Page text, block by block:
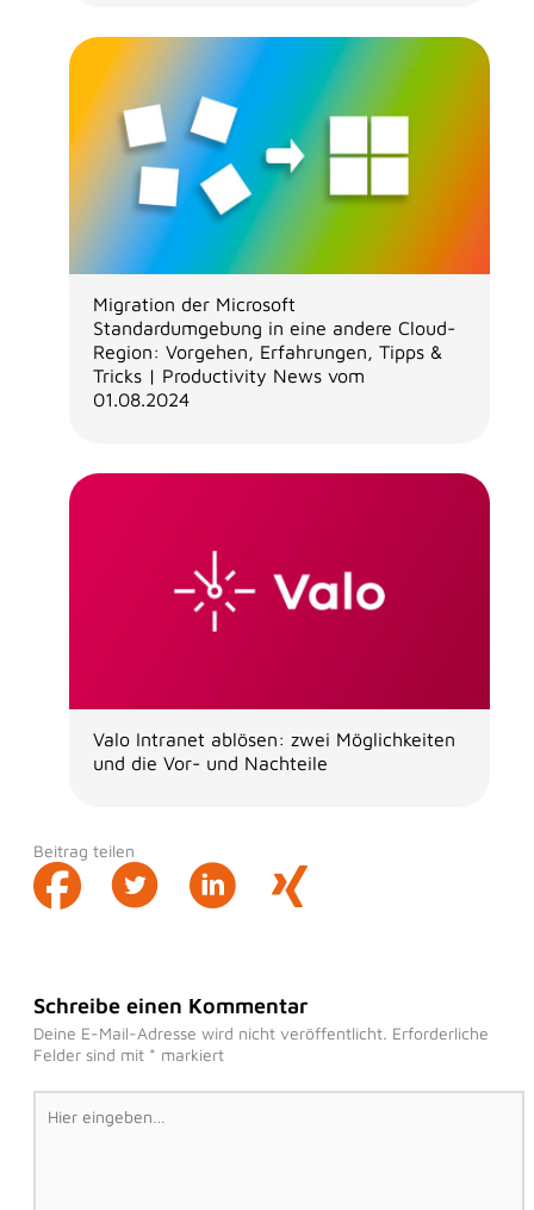
Migration der Microsoft
Standardumgebung in eine andere Cloud-
Region: Vorgehen, Erfahrungen, Tipps &
Tricks | Productivity News vom
01.08.2024
Valo Intranet ablösen: zwei Möglichkeiten
und die Vor- und Nachteile
Beitrag teilen
Schreibe einen Kommentar
Deine E-Mail-Adresse wird nicht veröffentlicht. Erforderliche
Felder sind mit * markiert
Hier
eingeben…